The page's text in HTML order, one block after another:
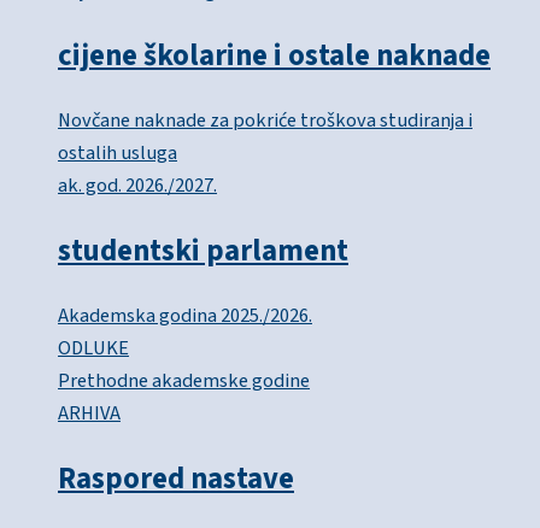
cijene školarine i ostale naknade
Novčane naknade za pokriće troškova studiranja i
ostalih usluga
ak. god. 2026./2027.
studentski parlament
Akademska godina 2025./2026.
ODLUKE
Prethodne akademske godine
ARHIVA
Raspored nastave